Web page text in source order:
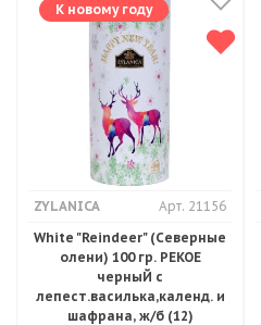
К новому году
ZYLANICA
Арт. 21156
White "Reindeer" (Северные
олени) 100 гр. PEKOE
черныЙ с
лепест.василька,календ. и
шафрана, ж/б (12)